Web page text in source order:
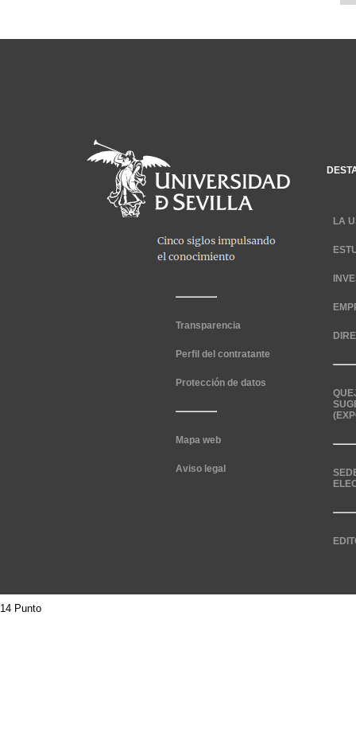
Transparencia
Perfil del contratante
Protección de datos
Mapa web
Aviso legal
LA
14 Punto